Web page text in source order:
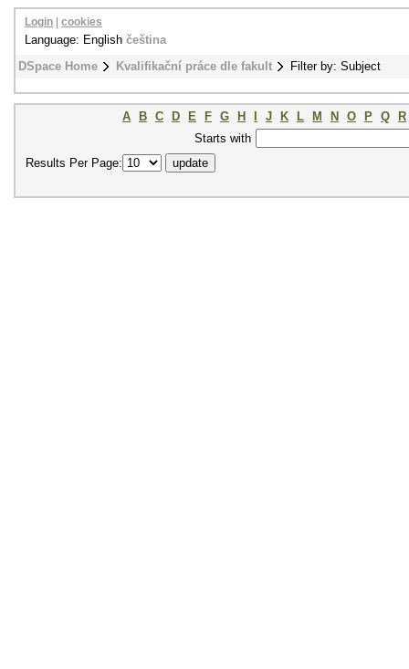
DSpace Home Kvalifikační práce dle fakult Filter by: Subject
Login cookies
Language: English čeština
A B C D E F G H J K L M N O P Q
R
Starts with
Results Per Page: